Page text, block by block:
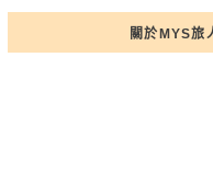
關於MYS旅